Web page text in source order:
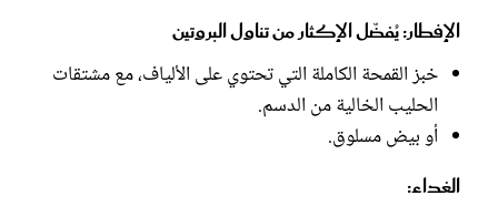
الإفطار: يُفضّل الإكثار من تناول البروتين
خبز القمحة الكاملة التي تحتوي على الألياف، مع مشتقات
الحليب الخالية من الدسم.
أو بيض مسلوق.
الغداء: